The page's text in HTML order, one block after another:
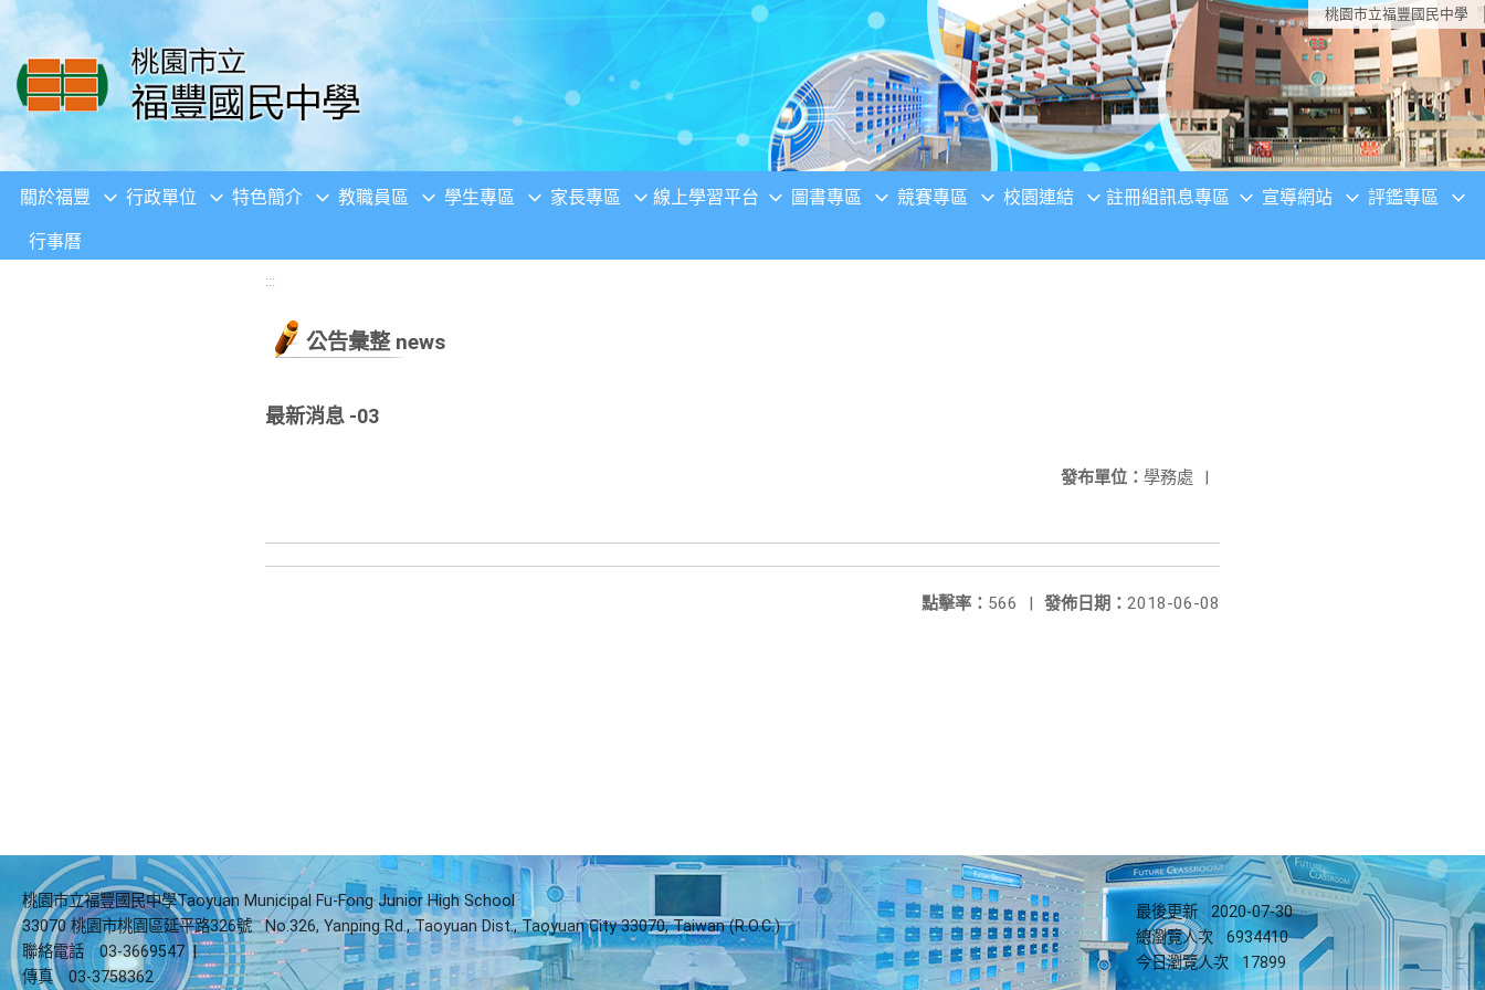
移至網頁之主要內容區位置 桃園市立福豐國民中學
關於福豐 行政單位 特色簡介 教職員區 學生專區 家長專區 線上學習平台 圖書專區 競賽專區 校園連結 註冊組訊息專區 宣導網站 評鑑專區
行事曆
:::
公告彙整 news
最新消息 -03
發布單位： 學務處 |
發佈日期： 2018-06-08
點擊率： 566 |
桃園市立福豐國民中學Taoyuan Municipal Fu-Fong Junior High School
33070 桃園市桃園區延平路326號
No.326, Yanping Rd., Taoyuan Dist., Taoyuan City 33070, Taiwan (R.O.C.)
聯絡電話
03-3669547 |
傳真
03-3758362
最後更新
2020-07-30
總瀏覽人次
6934410
今日瀏覽人次
17899